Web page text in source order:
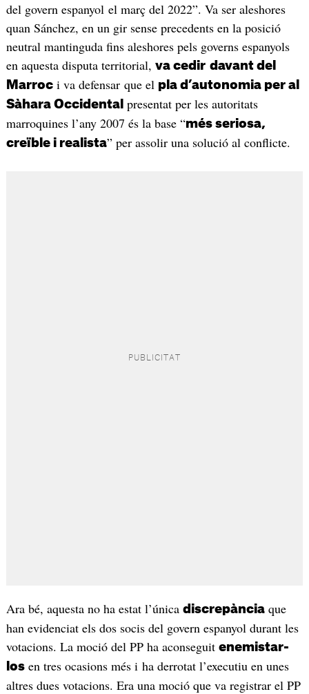
del govern espanyol el març del 2022”. Va ser aleshores
quan Sánchez, en un gir sense precedents en la posició
neutral mantinguda fins aleshores pels governs espanyols
en aquesta disputa territorial, va cedir davant del
Marroci va defensar que el pla d’autonomia per al
Sàhara Occidental presentat per les autoritats
marroquines l’any 2007 és la base “més seriosa,
creïble i realista” per assolir una solució al conflicte.
Ara bé, aquesta no ha estat l’única discrepànciaque
han evidenciat els dos socis del govern espanyol durant les
votacions. La moció del PP ha aconseguit enemistar-
losen tres ocasions més i ha derrotat l’executiu en unes
altres dues votacions. Era una moció que va registrar el PP